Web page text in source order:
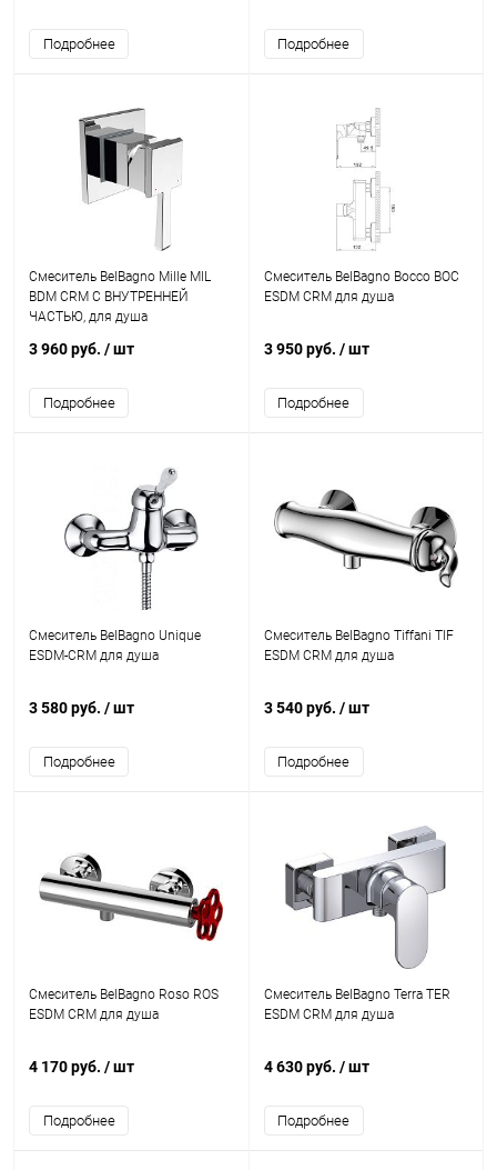
Подробнее Подробнее
Смеситель BelBagno Mille MIL
BDM CRM С ВНУТРЕННЕЙ
ЧАСТЬЮ, для душа
3 960 руб. / шт
Подробнее
Смеситель BelBagno Bocco BOC
ESDM CRM для душа
3 950 руб. / шт
Подробнее
Смеситель BelBagno Unique
ESDM-CRM для душа
3 580 руб. / шт
Подробнее
Смеситель BelBagno Tiffani TIF
ESDM CRM для душа
3 540 руб. / шт
Подробнее
Смеситель BelBagno Roso ROS
ESDM CRM для душа
4 170 руб. / шт
Подробнее
Смеситель BelBagno Terra TER
ESDM CRM для душа
4 630 руб. / шт
Подробнее